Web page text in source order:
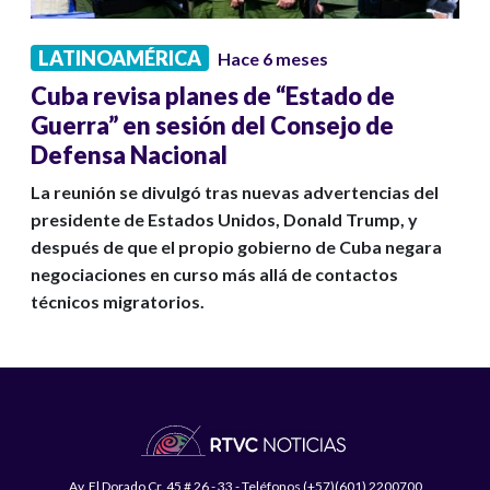
LATINOAMÉRICA Hace 6 meses
Cuba revisa planes de “Estado de
Guerra” en sesión del Consejo de
Defensa Nacional
La reunión se divulgó tras nuevas advertencias del
presidente de Estados Unidos, Donald Trump, y
después de que el propio gobierno de Cuba negara
negociaciones en curso más allá de contactos
técnicos migratorios.
Av. El Dorado Cr. 45 # 26 - 33 - Teléfonos (+57)(601) 2200700